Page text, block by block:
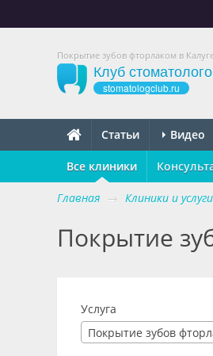
Покрытие зубов фторлаком в
Клуб
stomatologclub.ru
Статьи Видео
Все клиники
Главная → Клиники и услуги
Покрытие
Услуга
Покрытие зубов